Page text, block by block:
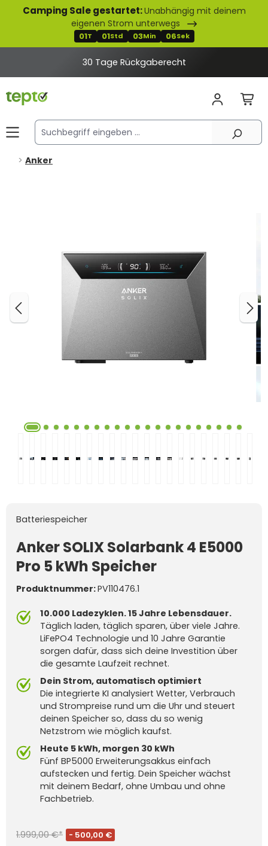
springen
Camping Sale gestartet:Unabhängig mit deinem
eigenen Strom unterwegs
01T 01Std 03Min 06Sek
30 Tage Rückgaberecht
Anker
-50 € mit Code SP50
Batteriespeicher
Anker SOLIX Solarbank 4 E5000
Pro 5 kWh Speicher
Produktnummer:PV110476.1
10.000 Ladezyklen. 15 Jahre Lebensdauer.
Täglich laden, täglich sparen, über viele Jahre.
LiFePO4 Technologie und 10 Jahre Garantie
sorgen dafür, dass sich deine Investition über
die gesamte Laufzeit rechnet.
Dein Strom, automatisch optimiert
Die integrierte KI analysiert Wetter, Verbrauch
und Strompreise rund um die Uhr und steuert
deinen Speicher so, dass du so wenig
Netzstrom wie möglich kaufst.
Heute 5 kWh, morgen 30 kWh
Fünf BP5000 Erweiterungsakkus einfach
aufstecken und fertig. Dein Speicher wächst
mit deinem Bedarf, ohne Umbau und ohne
Fachbetrieb.
1.999,00 €* - 500,00 €